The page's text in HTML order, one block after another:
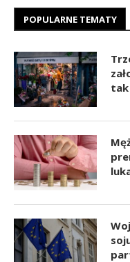
POPULARNE TEMATY
tak